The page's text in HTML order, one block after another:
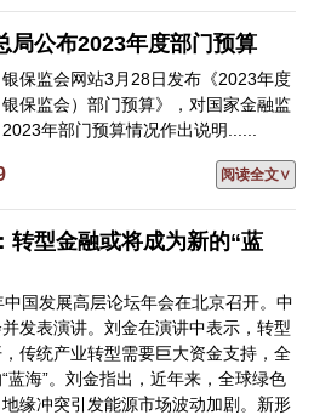
局公布2023年度部门预算
保监会网站3月28日发布《2023年度
保监会）部门预算》，对国家金融监
年部门预算情况作出说明......
阅读全文∨
转型金融或将成为新的“蓝
国发展高层论坛年会在北京召开。中
发表演讲。刘金在演讲中表示，转型
传统产业转型需要巨大资金支持，全
蓝海”。刘金指出，近年来，全球绿色
缘冲突引发能源市场波动加剧。新形